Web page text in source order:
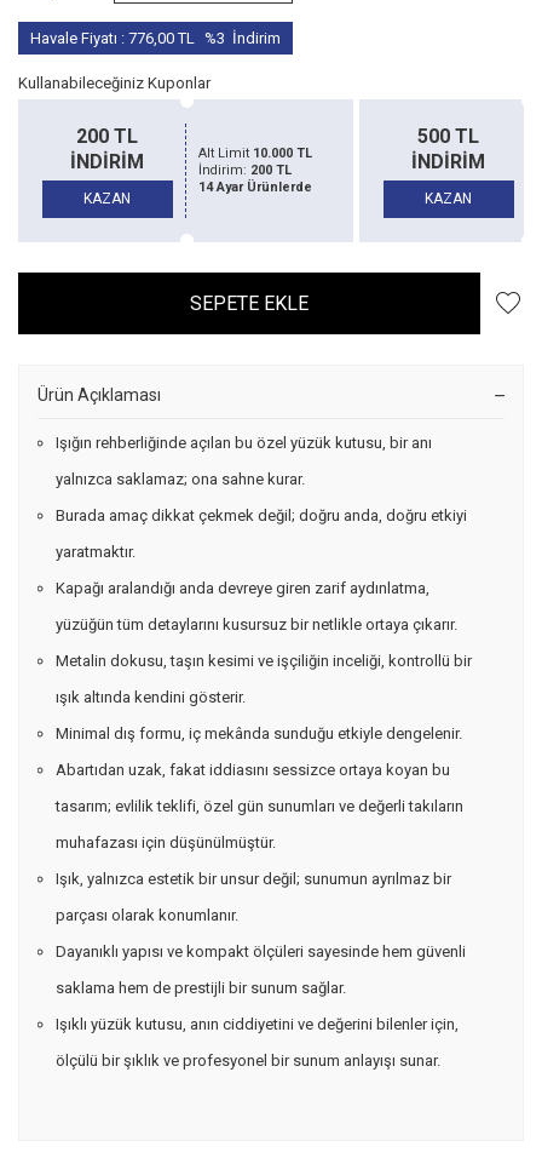
Havale Fiyatı : 776,00TL %3 İndirim
Kullanabileceğiniz Kuponlar
200 TL
İNDİRİM
KAZAN
Alt Limit10.000 TL
İndirim:200 TL
14 Ayar Ürünlerde
500 TL
İNDİRİM
KAZAN
SEPETE EKLE
Ürün Açıklaması
Işığın rehberliğinde açılan bu özel yüzük kutusu, bir anı
yalnızca saklamaz; ona sahne kurar.
Burada amaç dikkat çekmek değil; doğru anda, doğru etkiyi
yaratmaktır.
Kapağı aralandığı anda devreye giren zarif aydınlatma,
yüzüğün tüm detaylarını kusursuz bir netlikle ortaya çıkarır.
Metalin dokusu, taşın kesimi ve işçiliğin inceliği, kontrollü bir
ışık altında kendini gösterir.
Minimal dış formu, iç mekânda sunduğu etkiyle dengelenir.
Abartıdan uzak, fakat iddiasını sessizce ortaya koyan bu
tasarım; evlilik teklifi, özel gün sunumları ve değerli takıların
muhafazası için düşünülmüştür.
Işık, yalnızca estetik bir unsur değil; sunumun ayrılmaz bir
parçası olarak konumlanır.
Dayanıklı yapısı ve kompakt ölçüleri sayesinde hem güvenli
saklama hem de prestijli bir sunum sağlar.
Işıklı yüzük kutusu, anın ciddiyetini ve değerini bilenler için,
ölçülü bir şıklık ve profesyonel bir sunum anlayışı sunar.